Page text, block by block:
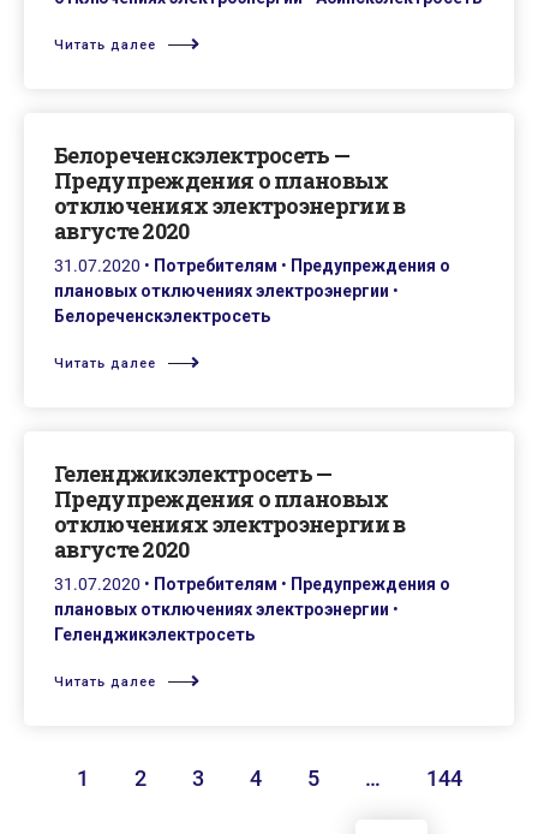
Читать далее
Белореченскэлектросеть —
Предупреждения о плановых
отключениях электроэнергии в
августе 2020
31.07.2020 • Потребителям • Предупреждения о
плановых отключениях электроэнергии •
Белореченскэлектросеть
Читать далее
Геленджикэлектросеть —
Предупреждения о плановых
отключениях электроэнергии в
августе 2020
31.07.2020 • Потребителям • Предупреждения о
плановых отключениях электроэнергии •
Геленджикэлектросеть
Читать далее
1 2 3 4 5 … 144